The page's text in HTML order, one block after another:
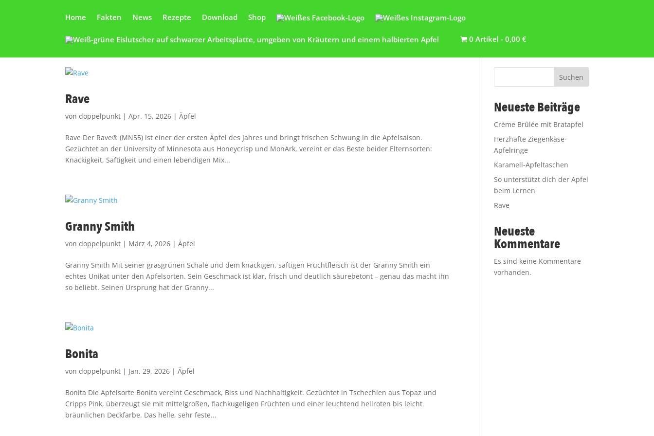
Home Fakten News Rezepte Download Shop
0 Artikel 0,00 €
Rave
vondoppelpunkt |Apr. 15, 2026 |Äpfel
Rave Der Rave® (MN55) ist einer der ersten Äpfel des Jahres und bringt frischen Schwung in die Apfelsaison.
Gezüchtet an der University of Minnesota aus Honeycrisp und MonArk, vereint er das Beste beider Elternsorten:
Knackigkeit, Saftigkeit und einen lebendigen Mix...
Granny Smith
vondoppelpunkt | März 4, 2026 |Äpfel
Granny Smith Mit seiner grasgrünen Schale und dem knackigen, saftigen Fruchtfleisch ist der Granny Smith ein
echtes Unikat unter den Apfelsorten. Sein Geschmack ist klar, frisch und deutlich säurebetont – genau das macht ihn
so beliebt. Seinen Ursprung hat der Granny...
Bonita
vondoppelpunkt | Jan. 29, 2026 |Äpfel
Bonita Die Apfelsorte Bonita vereint Geschmack, Biss und Nachhaltigkeit. Gezüchtet in Tschechien aus Topaz und
Cripps Pink, überzeugt sie mit mittelgroßen, flachkugeligen Früchten und einer leuchtend hellroten bis leicht
bräunlichen Deckfarbe. Das helle, sehr feste...
Suchen
Neueste Beiträge
Crème Brûlée mit Bratapfel
Herzhafte Ziegenkäse-
Apfelringe
Karamell-Apfeltaschen
So unterstützt dich der Apfel
beim Lernen
Rave
Neueste
Kommentare
Es sind keine Kommentare
vorhanden.